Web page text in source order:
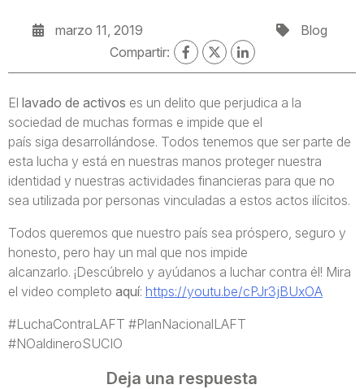
marzo 11, 2019
Blog
Compartir:
El lavado de activos es un delito que perjudica a la
sociedad de muchas formas e impide que el
país siga desarrollándose. Todos tenemos que ser parte de
esta lucha y está en nuestras manos proteger nuestra
identidad y nuestras actividades financieras para que no
sea utilizada por personas vinculadas a estos actos ilícitos.
Todos queremos que nuestro país sea próspero, seguro y
honesto, pero hay un mal que nos impide
alcanzarlo. ¡Descúbrelo y ayúdanos a luchar contra él! Mira
el video completo aquí: https://youtu.be/cPJr3jBUxOA
#LuchaContraLAFT #PlanNacionalLAFT
#NOaldineroSUCIO
Deja una respuesta